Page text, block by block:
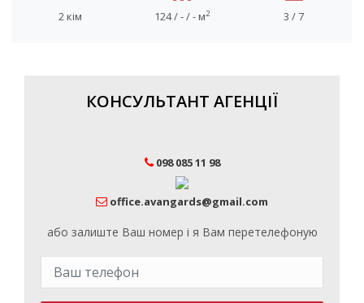
2 кім 124 / - / - м2 3 / 7
КОНСУЛЬТАНТ АГЕНЦІЇ
098 085 11 98
office.avangards@gmail.com
або залиште Ваш номер і я Вам перетелефоную